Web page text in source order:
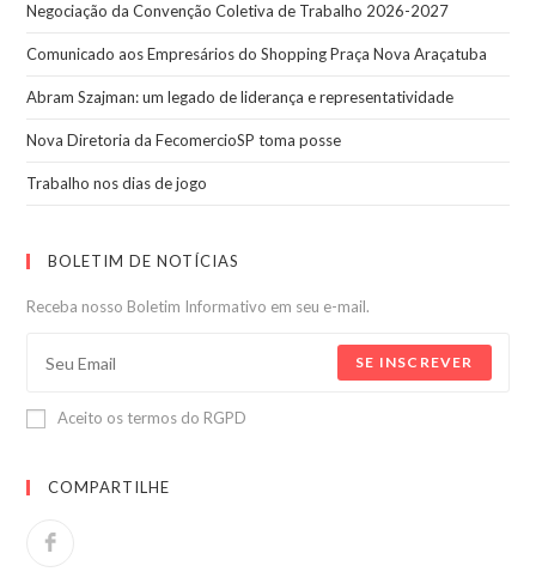
Negociação da Convenção Coletiva de Trabalho 2026-2027
Comunicado aos Empresários do Shopping Praça Nova Araçatuba
Abram Szajman: um legado de liderança e representatividade
Nova Diretoria da FecomercioSP toma posse
Trabalho nos dias de jogo
BOLETIM DE NOTÍCIAS
Receba nosso Boletim Informativo em seu e-mail.
SE INSCREVER
Aceito os termos do RGPD
COMPARTILHE